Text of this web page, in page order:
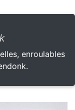
enroulables